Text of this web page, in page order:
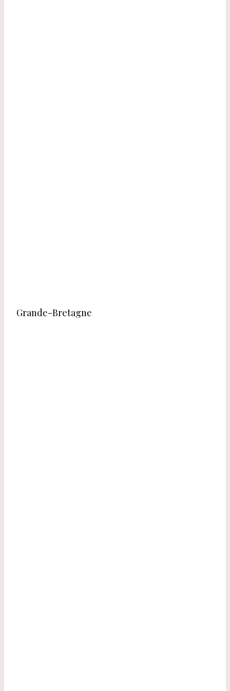
Grande-Bretagne